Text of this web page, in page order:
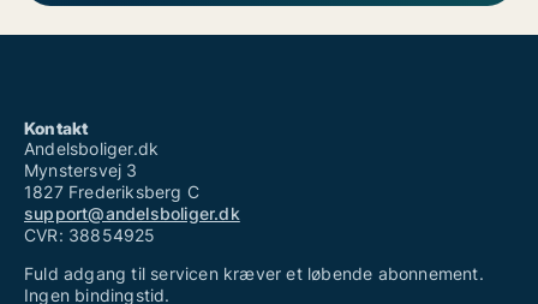
Kontakt
Andelsboliger.dk
Mynstersvej 3
1827 Frederiksberg C
support@andelsboliger.dk
CVR: 38854925
Fuld adgang til servicen kræver et løbende abonnement.
Ingen bindingstid.